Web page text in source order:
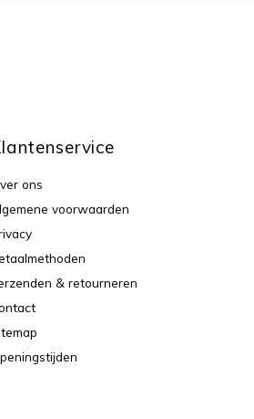
ons
voorwaarden
& retourneren